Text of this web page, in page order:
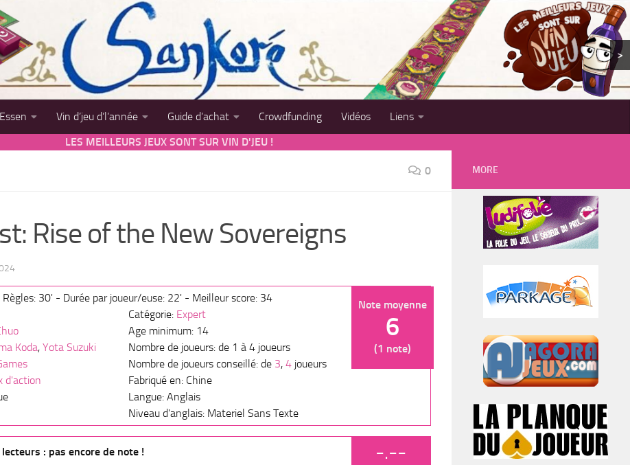
>
Essen Vin d’jeu d’l’année Guide d’achat Crowdfunding Vidéos
Liens
LES MEILLEURS JEUX SONT SUR VIN D'JEU !
0
Rise of the New Sovereigns
Note moyenne
6
(1 note)
30' - Durée par joueur/euse: 22' - Meilleur score: 34
Koda, Yota Suzuki
d'action
Catégorie: Expert
Age minimum: 14
Nombre de joueurs: de 1 à 4 joueurs
Nombre de joueurs conseillé: de 3, 4 joueurs
Fabriqué en: Chine
Langue: Anglais
Niveau d'anglais: Materiel Sans Texte
: pas encore de note ! -.--
MORE